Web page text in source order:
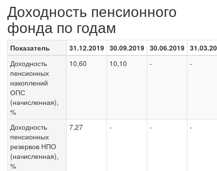
Доходность пенсионного
фонда по годам
Показатель 31.12.2019 30.09.2019 30.06.2019
Доходность
пенсионных
накоплений
ОПС
(начисленная),
%
10,60 10,10 - -
Доходность
пенсионных
резервов НПО
(начисленная),
%
7,27 - - -